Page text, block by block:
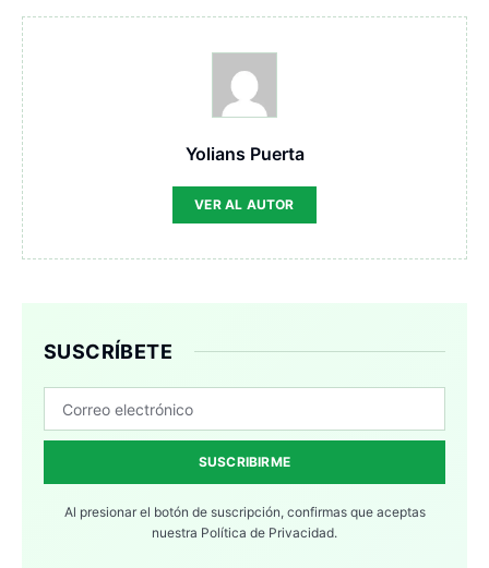
Yolians Puerta
VER AL AUTOR
SUSCRÍBETE
SUSCRIBIRME
Al presionar el botón de suscripción, confirmas que aceptas
nuestra Política de Privacidad.